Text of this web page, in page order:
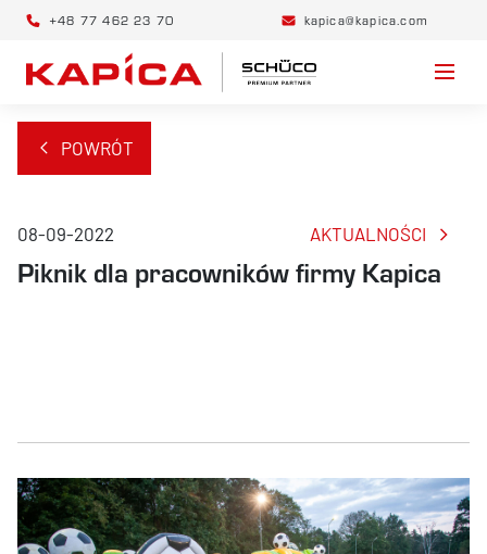
+48 77 462 23 70 kapica@kapica.com
POWRÓT
08-09-2022 AKTUALNOŚCI
Piknik dla pracowników firmy Kapica